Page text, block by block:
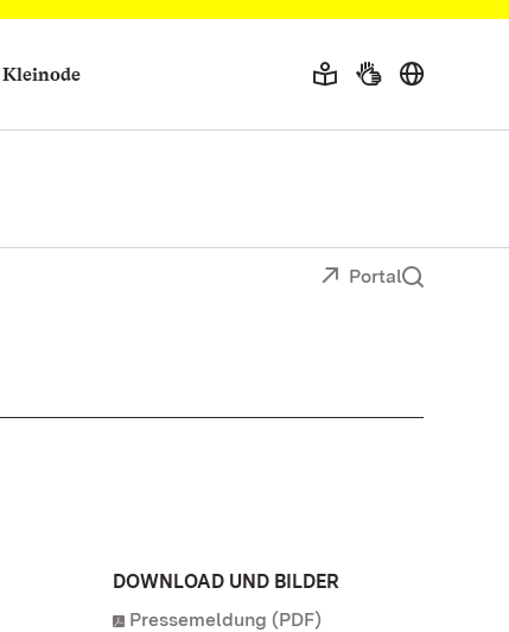
Kleinode
Portal
DOWNLOAD UND BILDER
Pressemeldung (PDF)